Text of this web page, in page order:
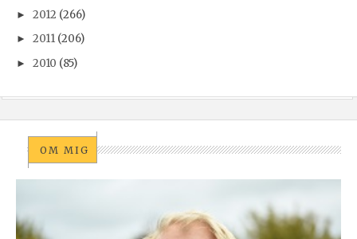
► 2012 (266)
► 2011 (206)
► 2010 (85)
OM MIG